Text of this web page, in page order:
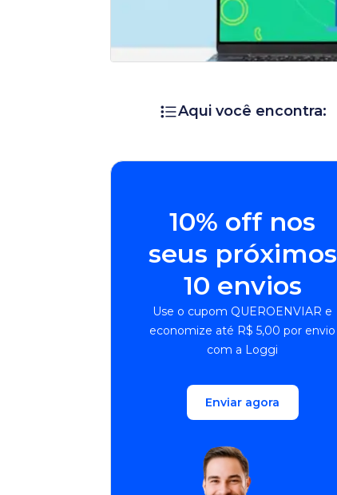
Aqui você encontra:
10% off nos
seus próximos
10 envios
Use o cupom QUEROENVIAR e
economize até R$ 5,00 por envio
com a Loggi
Enviar agora